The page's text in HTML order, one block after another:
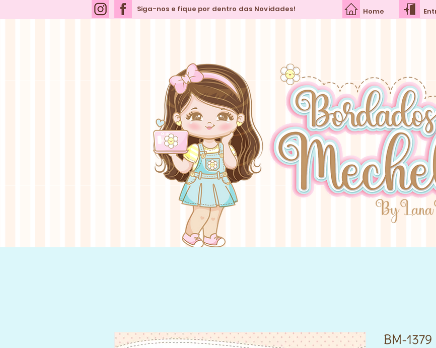
Siga-nos e fique por dentro das Novidades! Home
BM-1379